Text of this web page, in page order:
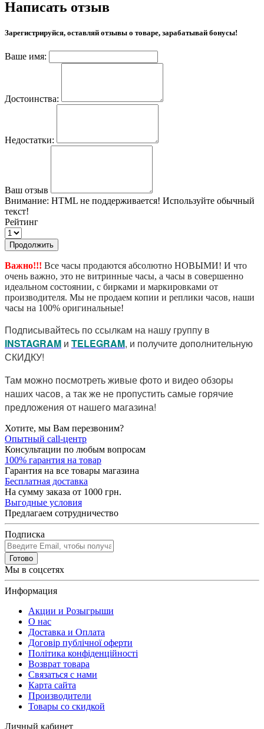
Написать отзыв
Зарегистрируйся, оставляй отзывы о товаре, зарабатывай бонусы!
Ваше имя:
Достоинства:
Недостатки:
Ваш отзыв
Внимание: HTML не поддерживается! Используйте обычный
текст!
Рейтинг
Продолжить
Важно!!! Все часы продаются абсолютно НОВЫМИ! И что
очень важно, это не витринные часы, а часы в совершенно
идеальном состоянии, с бирками и маркировками от
производителя. Мы не продаем копии и реплики часов, наши
часы на 100% оригинальные!
Подписывайтесь по ссылкам на нашу группу в
INSTAGRAM и TELEGRAM, и получите дополнительную
СКИДКУ!
Там можно посмотреть живые фото и видео обзоры
наших часов, а так же не пропустить самые горячие
предложения от нашего магазина!
Хотите, мы Вам перезвоним?
Опытный call-центр
Консультации по любым вопросам
100% гарантия на товар
Гарантия на все товары магазина
Бесплатная доставка
На сумму заказа от 1000 грн.
Выгодные условия
Предлагаем сотрудничество
Подписка
Готово
Мы в соцсетях
Информация
Акции и Розыгрыши
О нас
Доставка и Оплата
Договір публічної оферти
Політика конфіденційності
Возврат товара
Связаться с нами
Карта сайта
Производители
Товары со скидкой
Личный кабинет